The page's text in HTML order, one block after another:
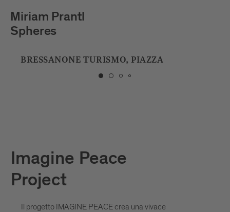
Julian Hölscher
Tropfstein
BIBLIOTECA DI BRESSANONE
Imagine Peace
Project
Il progetto IMAGINE PEACE crea una vivace